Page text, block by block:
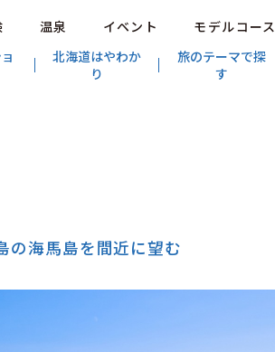
温泉 イベント モデルコース
北海道はやわか
り
旅のテーマで探
す
の海馬島を間近に望む